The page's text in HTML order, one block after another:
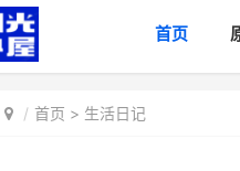
首页
首页 > 生活日记